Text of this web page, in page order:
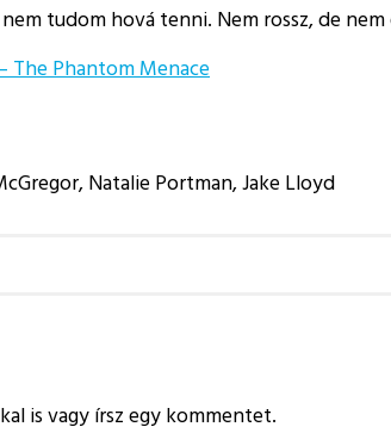
tudom hová tenni. Nem rossz, de
The Phantom Menace
Natalie Portman, Jake Lloyd
is vagy írsz egy kommentet.